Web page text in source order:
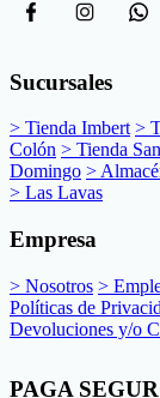
Sucursales
> Tienda Imbert >
Colón > Tienda
Domingo >
> Las Lavas
Empresa
> Nosotros >
Políticas de
Devoluciones y/o
PAGA